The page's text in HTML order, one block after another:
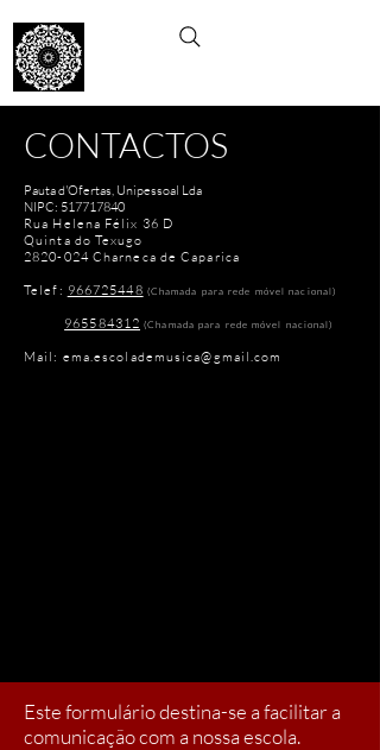
CONTACTOS
Pauta d'Ofertas, Unipessoal Lda
NIPC: 517717840
Rua Helena Félix 36 D
Quinta do Texugo
2820-024Charneca de Caparica
​​Telef: 966725448 (Chamada para rede móvel nacional)
965584312 (Chamada para rede móvel nacional)
Mail: ema.escolademusica@gmail.com
Este formulário destina-se a facilitar a
comunicação com a nossa escola.